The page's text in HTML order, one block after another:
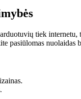
tiek
pasiūlomas